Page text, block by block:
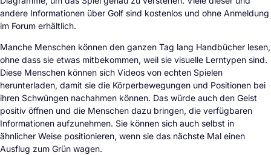
andere Informationen über Golf sind kostenlos und ohne Anmeldung
im Forum erhältlich.
Manche Menschen können den ganzen Tag lang Handbücher lesen,
ohne dass sie etwas mitbekommen, weil sie visuelle Lerntypen sind.
Diese Menschen können sich Videos von echten Spielen
herunterladen, damit sie die Körperbewegungen und Positionen bei
ihren Schwüngen nachahmen können. Das würde auch den Geist
positiv öffnen und die Menschen dazu bringen, die verfügbaren
Informationen aufzunehmen. Sie können sich auch selbst in
ähnlicher Weise positionieren, wenn sie das nächste Mal einen
Ausflug zum Grün wagen.